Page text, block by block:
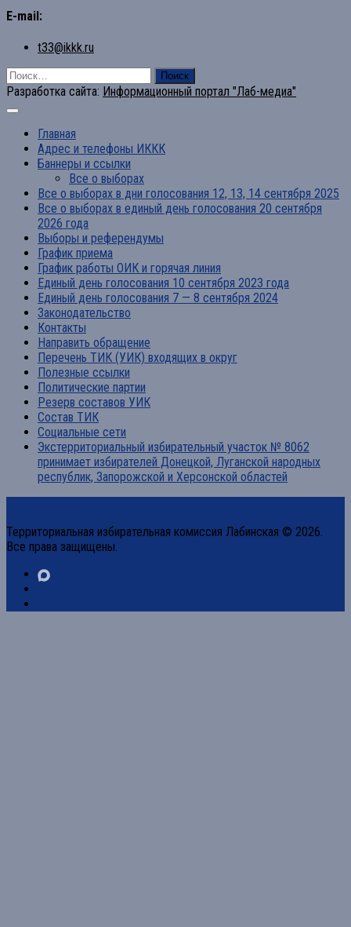
E-mail:
t33@ikkk.ru
Найти:
Разработка сайта: Информационный портал "Лаб-медиа"
Главная
Адрес и телефоны ИККК
Баннеры и ссылки
Все о выборах
Все о выборах в дни голосования 12, 13, 14 сентября 2025
Все о выборах в единый день голосования 20 сентября
2026 года
Выборы и референдумы
График приема
График работы ОИК и горячая линия
Единый день голосования 10 сентября 2023 года
Единый день голосования 7 — 8 сентября 2024
Законодательство
Контакты
Направить обращение
Перечень ТИК (УИК) входящих в округ
Полезные ссылки
Политические партии
Резерв составов УИК
Состав ТИК
Социальные сети
Экстерриториальный избирательный участок № 8062
принимает избирателей Донецкой, Луганской народных
республик, Запорожской и Херсонской областей
Территориальная избирательная комиссия Лабинская © 2026.
Все права защищены.